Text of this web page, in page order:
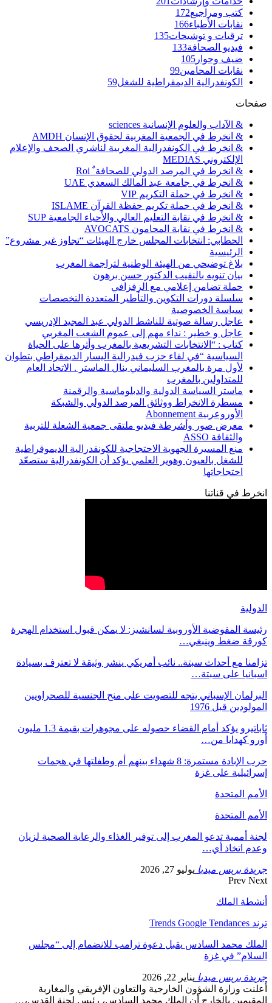
كتب ومراجيع172
نقابات الأطباء166
ترقيات و توشيحات135
فيديو الصحافة133
ضيف وحوار 105
نقابات المحامين99
الكونفدرالية الديمقراطية للشغل59
صفحات
& الآداب والعلوم الإنسانية sciences
& انخرط في الجمعية المغربية لحقوق الإنسان AMDH
& انخرط في الكونفدرالية المغربية لناشري الصحف والإعلام
الإلكتروني MEDIAS
& انخرط في المرصد الدولي للصحافة ٌ Roi
& انخرط في جامعة عبد المالك السعدي UAE
& انخرط في حملة التكريم VIP
& انخرط في حملة تكريم حفظة القرآن ISLAME
& انخرط في نقابة التعليم العالي والأحياء الجامعية SUP
& انخرط في نقابة المحامون AVOCATS
الحطابي: انتخابات المجلس خارج الهيئات “تجاوز غير مشروع”
الرئيسية
بلاغ توضيحي من الهيئة الوطنية لتراجمة المغرب
بيان تنويه بالنقيب الدكتور حسن برهون
حملة تضامن إعلامي مع الزفزافي
سلسلة دورات التكوين والتأطير المتعددة التخصصات
سياسة الخصوصية
عاجل رسالة صوتية للناشط الدولي عبد المجيد الإدريسي
عاجل و خطير : نداء مهم إلى عموم الشعب المغربي
كتاب : “الانتخابات التشريعية بالمغرب وأثرها على الحياة
السياسية “في لقاء حزب فيدرالية اليسار الديمقراطي بتطوان
لأول مرة بالمغرب السليماني ينال الماستر . الاتحاد العام
للمتداولين بالمغرب
ماستر السياسة الدولية والدبلوماسية والرقمنة
مسطرة الانخراط ووثائق المرصد الدولي والشبكة
الأوروعربية Abonnement
معرض صور وأشرطة فيديو ملتقى جمعية الشعلة للتربية
والثقافة ASSO
منع المسيرة الجهوية الاحتجاجية للكونفدرالية الديموقراطية
للشغل بالعيون وهوير العلمي يؤكد أن الكونفدرالية ستصعّد
احتجاجاتها
انخرط في قناتنا
الدولية
رئيسة المفوضية الأوروبية لسانشيز: لا يمكن قبول استخدام الهجرة
كورقة ضغط وينبغي…
تزامنا مع أحداث سبتة.. نائب أمريكي ينشر وثيقة لا تعترف بسيادة
اسبانيا على سبتة…
البرلمان الإسباني يتجه للتصويت على منح الجنسية للصحراويين
المولودين قبل 1976
ثاباتيرو يؤكد أمام القضاء حصوله على مجوهرات بقيمة 1.3 مليون
أورو كهدايا من…
حرب الإبادة مستمرة: 8 شهداء بينهم أم وطفلتها في هجمات
إسرائيلية على غزة
الأمم المتحدة
الأمم المتحدة
لجنة أممية تدعو المغرب إلى توفير الغذاء والرعاية الصحية لزيان
وعدم اتخاذ أي…
جريدة بريس ميديا يوليو 27, 2026
Prev Next
أنشطة الملك
ترند Trends Google Tendances
الملك محمد السادس يقبل دعوة ترامب للانضمام إلى “مجلس
السلام” في غزة
جريدة بريس ميديا يناير 22, 2026
أعلنت وزارة الشؤون الخارجية والتعاون الإفريقي والمغاربة
المقيمين بالخارج أن الملك محمد السادس، رئيس لجنة القدس،…